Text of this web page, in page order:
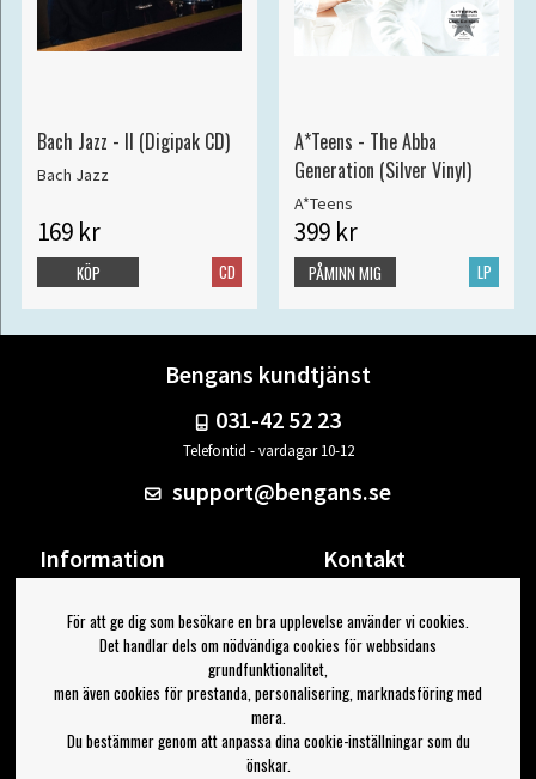
Bach Jazz - II (Digipak CD)
Bach Jazz
169 kr
CD
KÖP
A*Teens - The Abba
Generation (Silver Vinyl)
A*Teens
399 kr
LP
PÅMINN MIG
Bengans kundtjänst
031-42 52 23
Telefontid - vardagar 10-12
support@bengans.se
Information
Om Bengans
FAQ / Köp- & Leveransvillkor
Kontakt
Din sida
Logga ut
Jag vill ha tips från Bengans
För att ge dig som besökare en bra upplevelse använder vi cookies.
Det handlar dels om nödvändiga cookies för webbsidans
grundfunktionalitet,
men även cookies för prestanda, personalisering, marknadsföring med
mera.
Du bestämmer genom att anpassa dina cookie-inställningar som du
önskar.